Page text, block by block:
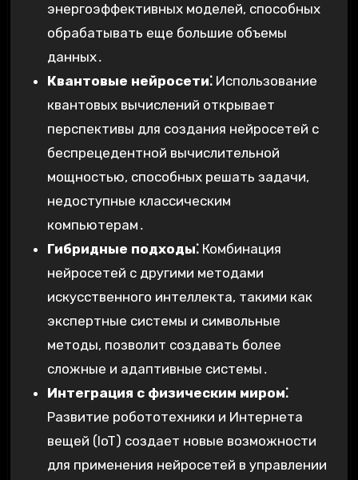
энергоэффективных моделей, способных
обрабатывать еще большие объемы
данных․
Квантовые нейросети⁚Использование
квантовых вычислений открывает
перспективы для создания нейросетей с
беспрецедентной вычислительной
мощностью, способных решать задачи,
недоступные классическим
компьютерам․
Гибридные подходы⁚Комбинация
нейросетей с другими методами
искусственного интеллекта, такими как
экспертные системы и символьные
методы, позволит создавать более
сложные и адаптивные системы․
Интеграция с физическим миром⁚
Развитие робототехники и Интернета
вещей (IoT) создает новые возможности
для применения нейросетей в управлении